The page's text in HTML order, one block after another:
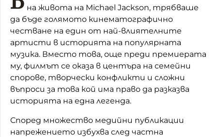
на живота на Michael Jackson, трябваше
да бъде голямото кинематографично
честване на един от най-влиятелните
артисти в историята на популярната
музика. Вместо това, още преди премиерата
му, филмът се оказа в центъра на семейни
спорове, творчески конфликти и сложни
въпроси за това кой има право да разказва
историята на една легенда.
Според множество медийни публикации
напрежението избухва след частна